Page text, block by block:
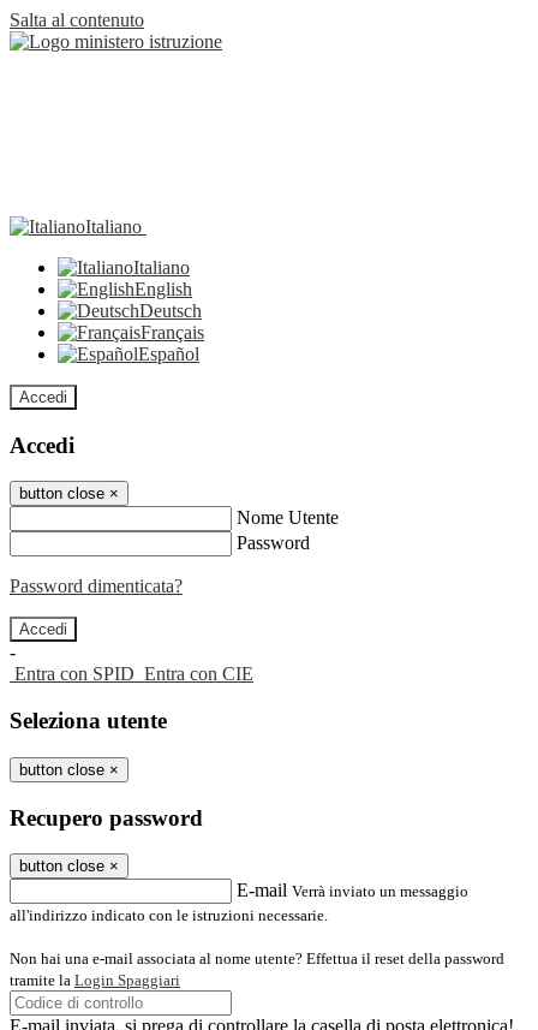
Salta al contenuto
Italiano
Italiano
English
Deutsch
Français
Español
Accedi
Accedi
button close ×
Nome Utente
Password
Password dimenticata?
-
Entra con SPID Entra con CIE
Seleziona utente
button close ×
Recupero password
button close ×
E-mail Verrà inviato un messaggio
all'indirizzo indicato con le istruzioni necessarie.
Non hai una e-mail associata al nome utente? Effettua il reset della password
tramite la Login Spaggiari